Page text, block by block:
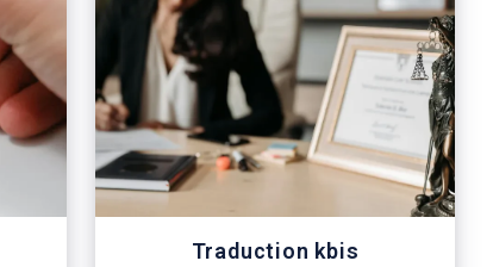
Traduction kbis